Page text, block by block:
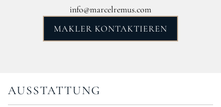
info@marcelremus.com
MAKLER KONTAKTIEREN
AUSSTATTUNG